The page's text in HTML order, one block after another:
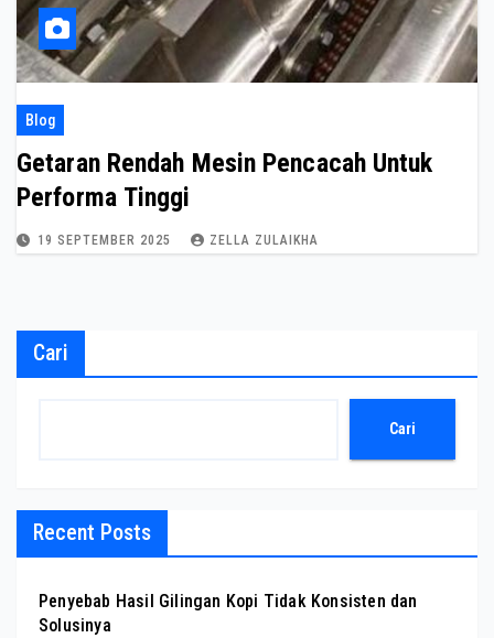
Blog
Getaran Rendah Mesin Pencacah Untuk
Performa Tinggi
19 SEPTEMBER 2025 ZELLA ZULAIKHA
Cari
Cari
Recent Posts
Penyebab Hasil Gilingan Kopi Tidak Konsisten dan
Solusinya